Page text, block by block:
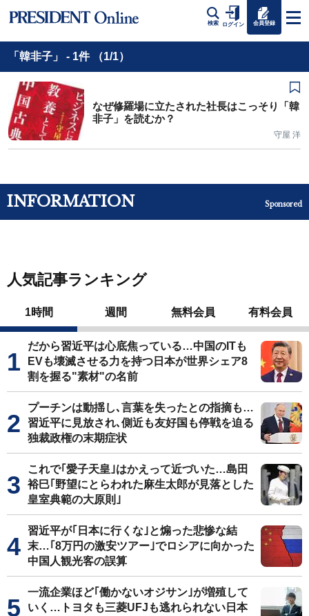
検索 ログイン 会員登録
「韓非子」 - 1件 （1/1）
なぜ修羅場に立たされた社長はこっそり「韓
非子」を読むか？
守屋 洋
INFORMATION Sponsored
人気記事ランキング
1時間 週間 無料会員 有料会員
だから習近平は心底焦っている…中国のITも
EVも壊滅させる力を持つ日本が世界シェア8
割を握る"素材"の名前
プーチンは動揺し､言葉を失ったとの指摘も…
習近平に見放され､側近も友好国も停戦を迫る
独裁政権の末期症状
これで｢愛子天皇｣はかえって近づいた…島田
裕巳｢野望にとらわれた麻生太郎が見落とした
皇室典範の大原則｣
習近平が｢日本に行くな｣と煽った悲惨な結
末…｢8万円の激安ツアー｣でロシアに向かった
中国人観光客の誤算
一流企業ほど｢働かないオジサン｣が増殖して
いく…トヨタも三菱UFJも逃れられない日本